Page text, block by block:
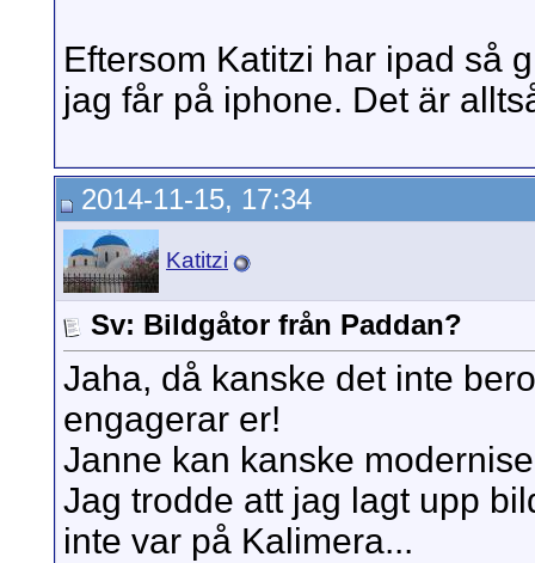
Eftersom Katitzi har ipad så
jag får på iphone. Det är
2014-11-15, 17:34
Katitzi
Sv: Bildgåtor från Paddan?
Jaha, då kanske det inte
engagerar er!
Janne kan kanske
Jag trodde att jag lagt upp
inte var på Kalimera...